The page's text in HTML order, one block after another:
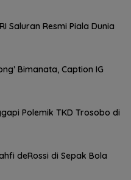
Saluran Resmi Piala Dunia
Bimanata, Caption IG
Polemik TKD Trosobo di
deRossi di Sepak Bola